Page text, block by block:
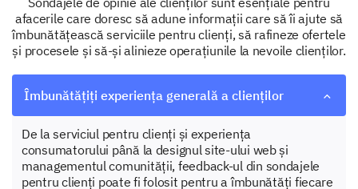
afacerile care doresc să adune informații care să îi ajute să
îmbunătățească serviciile pentru clienți, să rafineze ofertele
și procesele și să-și alinieze operațiunile la nevoile clienților.
Îmbunătățiți experiența generală a clienților
De la serviciul pentru clienți și experiența
consumatorului până la designul site-ului web și
managementul comunității, feedback-ul din sondajele
pentru clienți poate fi folosit pentru a îmbunătăți fiecare